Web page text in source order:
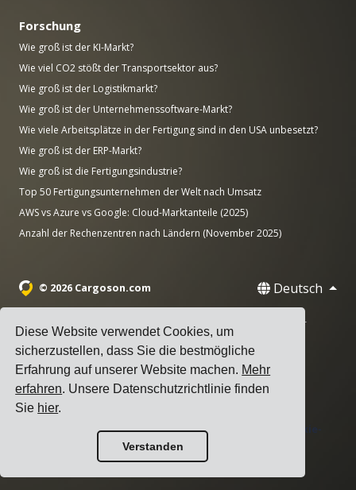
Diese Website verwendet Cookies, um
sicherzustellen, dass Sie die bestmögliche
Erfahrung auf unserer Website machen. Mehr
erfahren. Unsere Datenschutzrichtlinie finden
Sie hier.
Verstanden
Forschung
Wie groß ist der KI-Markt?
Wie viel CO2 stößt der Transportsektor aus?
Wie groß ist der Logistikmarkt?
Wie groß ist der Unternehmenssoftware-Markt?
Wie viele Arbeitsplätze in der Fertigung sind in den USA unbesetzt?
Wie groß ist der ERP-Markt?
Wie groß ist die Fertigungsindustrie?
Top 50 Fertigungsunternehmen der Welt nach Umsatz
AWS vs Azure vs Google: Cloud-Marktanteile (2025)
Anzahl der Rechenzentren nach Ländern (November 2025)
© 2026 Cargoson.com Deutsch
Registriert als Cargoson OÜ in Estland. Reg.-Nr.: 14545832. USt-
IdNr.: EE102137680.
Hauptsitz: Pärnu mnt. 141, 11314 Tallinn, Estland
+372 5555 0028·hello@cargoson.com
Nutzungsbedingungen|Datenschutzerklärung
Cookie-